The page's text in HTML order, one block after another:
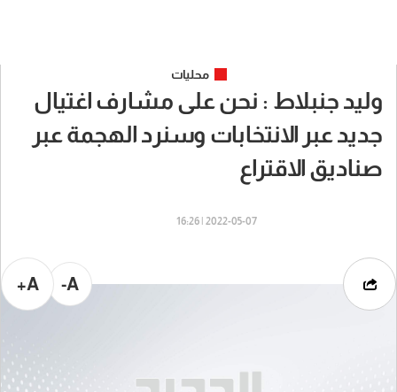
محليات
وليد جنبلاط : نحن على مشارف اغتيال
جديد عبر الانتخابات وسنرد الهجمة عبر
صناديق الاقتراع
2022-05-07 | 16:26
A-
A+